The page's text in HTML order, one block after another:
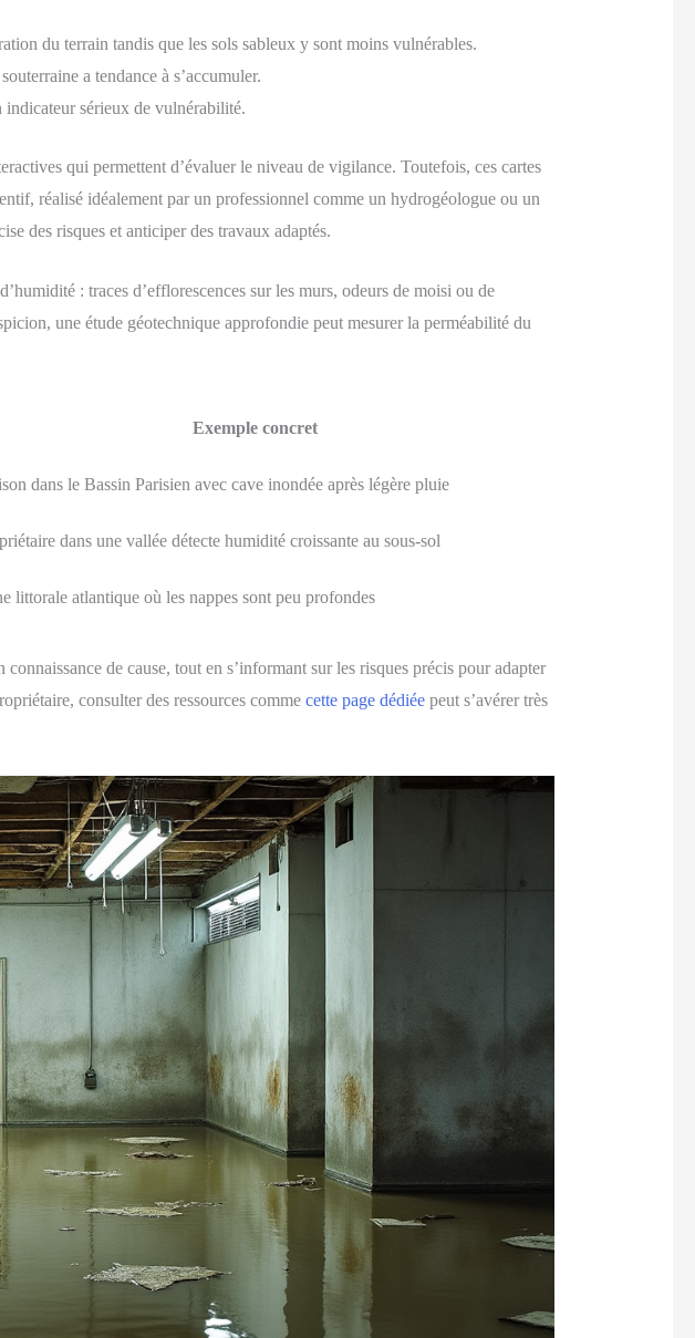
du terrain tandis que les sols sableux y sont moins vulnérables.
a tendance à s’accumuler.
indicateur sérieux de vulnérabilité.
qui permettent d’évaluer le niveau de vigilance. Toutefois, ces cartes
réalisé idéalement par un professionnel comme un hydrogéologue ou un
des risques et anticiper des travaux adaptés.
: traces d’efflorescences sur les murs, odeurs de moisi ou de
une étude géotechnique approfondie peut mesurer la perméabilité du
Exemple concret
dans le Bassin Parisien avec cave inondée après légère pluie
dans une vallée détecte humidité croissante au sous-sol
littorale atlantique où les nappes sont peu profondes
de cause, tout en s’informant sur les risques précis pour adapter
consulter des ressources comme cette page dédiéepeut s’avérer très